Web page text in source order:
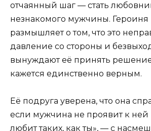
отчаянный шаг — стать
незнакомого мужчины. Героиня
размышляет о том, что это
давление со стороны и
вынуждают её принять
кажется единственно верным.
Её подруга уверена, что она
если мужчина не проявит к ней
любит таких, как ты», — с